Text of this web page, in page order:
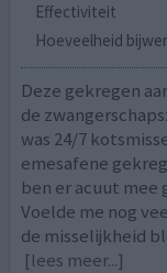
Effectiviteit
Hoeveelheid
Deze gekregen
de
was 24/7
emesafene
ben er acuut
Voelde me nog
de misselijkheid
[lees meer...]